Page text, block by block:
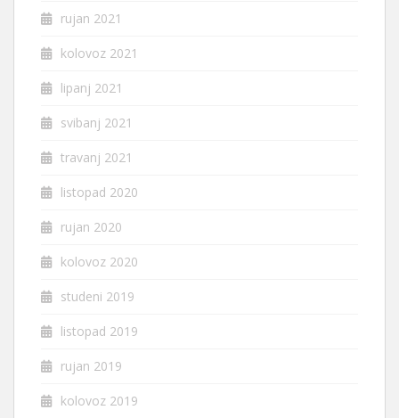
rujan 2021
kolovoz 2021
lipanj 2021
svibanj 2021
travanj 2021
listopad 2020
rujan 2020
kolovoz 2020
studeni 2019
listopad 2019
rujan 2019
kolovoz 2019